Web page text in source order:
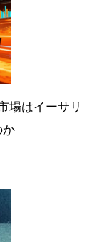
場はイーサリ
か